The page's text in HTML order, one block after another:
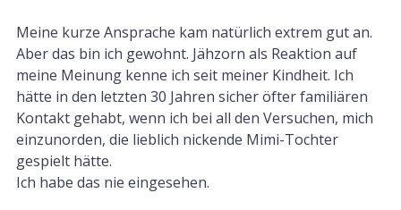
Meine kurze Ansprache kam natürlich extrem gut an.
Aber das bin ich gewohnt. Jähzorn als Reaktion auf
meine Meinung kenne ich seit meiner Kindheit. Ich
hätte in den letzten 30 Jahren sicher öfter familiären
Kontakt gehabt, wenn ich bei all den Versuchen, mich
einzunorden, die lieblich nickende Mimi-Tochter
gespielt hätte.
Ich habe das nie eingesehen.